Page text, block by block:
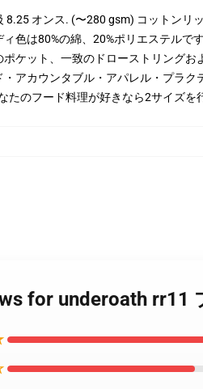
8.25 オンス. (〜280 gsm) コットンリ
ィ色は80%の綿、20%ポリエステルで
ポケット、一致のドローストリングお
・アカウンタブル・アパレル・プラク
たのフード料理が好きなら2サイズを
for underoath rr11